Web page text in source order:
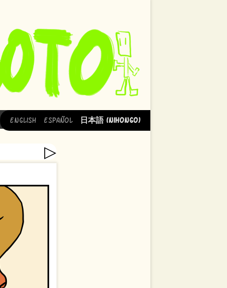
English Español 日本語 (Nihongo)
▷